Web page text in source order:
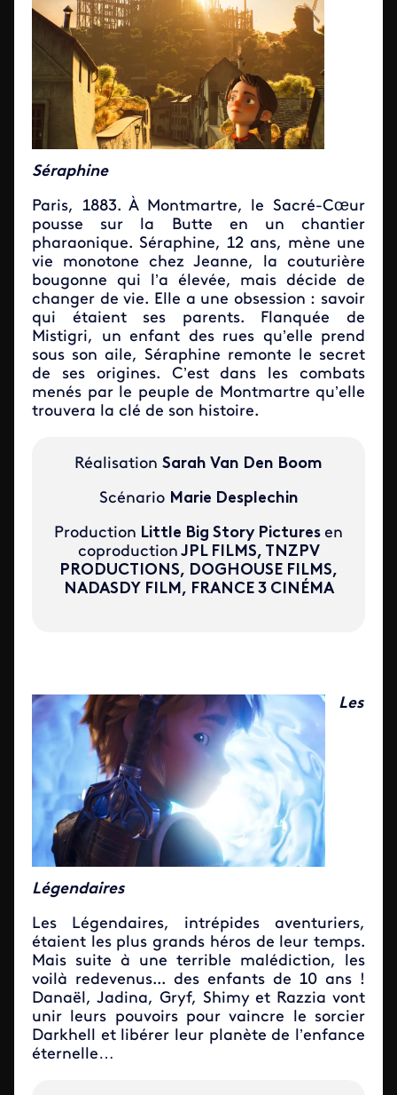
Séraphine
Paris, 1883. À Montmartre, le Sacré-Cœur
pousse sur la Butte en un chantier
pharaonique. Séraphine, 12 ans, mène une
vie monotone chez Jeanne, la couturière
bougonne qui l’a élevée, mais décide de
changer de vie. Elle a une obsession : savoir
qui étaient ses parents. Flanquée de
Mistigri, un enfant des rues qu’elle prend
sous son aile, Séraphine remonte le secret
de ses origines. C’est dans les combats
menés par le peuple de Montmartre qu’elle
trouvera la clé de son histoire.
Réalisation Sarah Van Den Boom
Scénario Marie Desplechin
Production Little Big Story Pictures en
coproduction JPL FILMS, TNZPV
PRODUCTIONS, DOGHOUSE FILMS,
NADASDY FILM, FRANCE 3 CINÉMA
Les
Légendaires
Les Légendaires, intrépides aventuriers,
étaient les plus grands héros de leur temps.
Mais suite à une terrible malédiction, les
voilà redevenus... des enfants de 10 ans !
Danaël, Jadina, Gryf, Shimy et Razzia vont
unir leurs pouvoirs pour vaincre le sorcier
Darkhell et libérer leur planète de l’enfance
éternelle…